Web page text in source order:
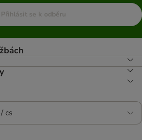
Přihlásit se k odběru
cs